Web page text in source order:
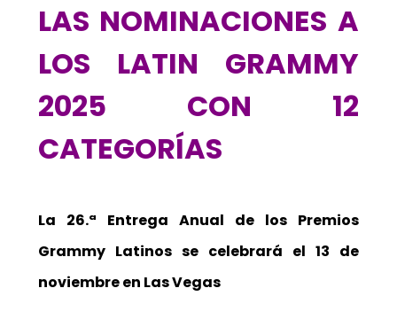
LAS NOMINACIONES A
LOS LATIN GRAMMY
2025 CON 12
CATEGORÍAS
La 26.ª Entrega Anual de los Premios
Grammy Latinos se celebrará el 13 de
noviembre en Las Vegas